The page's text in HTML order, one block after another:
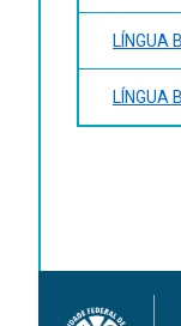
LÍNGUA
LÍNGUA